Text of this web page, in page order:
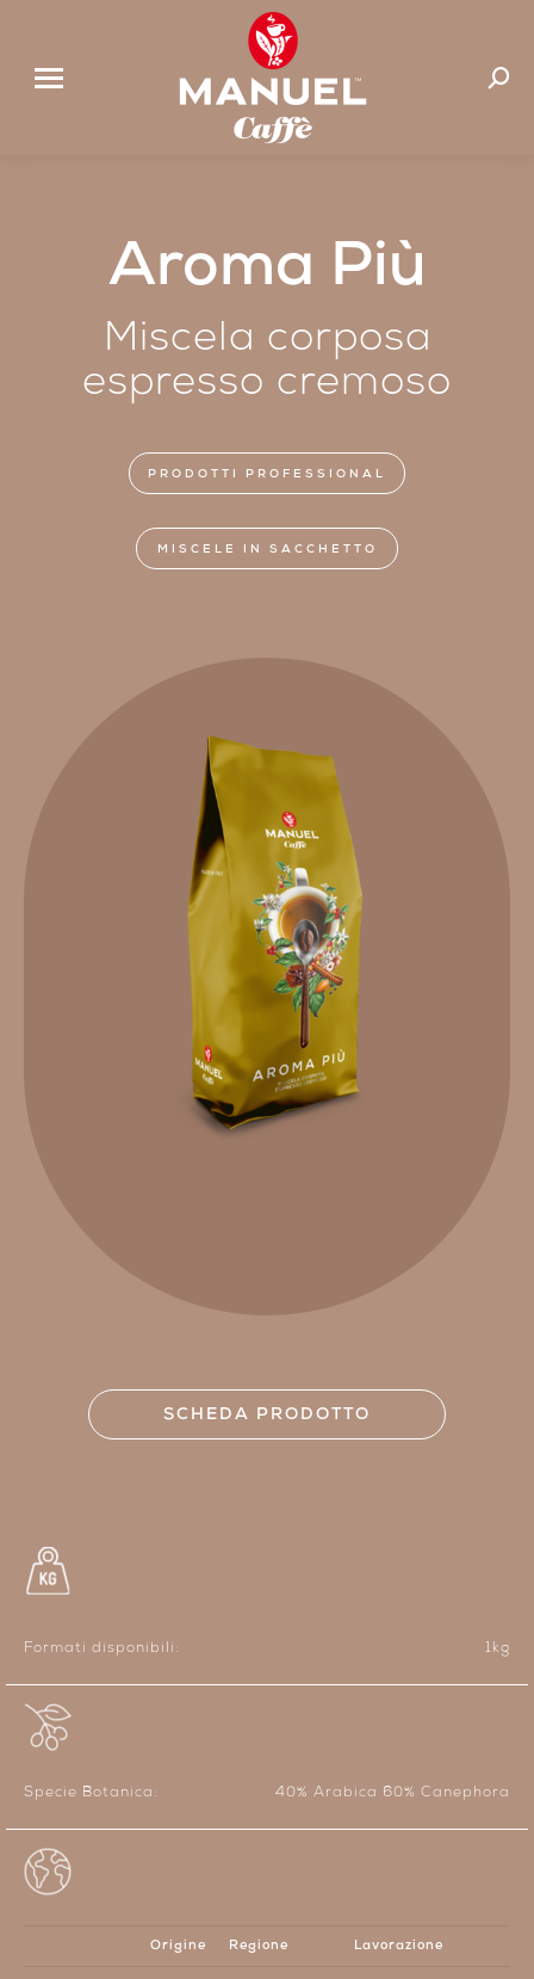
Cerca:
Aroma Più
Miscela corposa
espresso cremoso
PRODOTTI PROFESSIONAL
MISCELE IN SACCHETTO
SCHEDA PRODOTTO
Formati disponibili: 1kg
Specie Botanica: 40% Arabica 60% Canephora
Origine Regione Lavorazione